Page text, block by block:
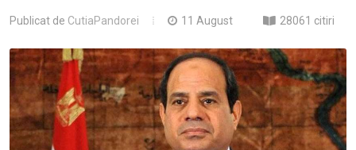
Publicat de CutiaPandorei 11 August 28061 citiri